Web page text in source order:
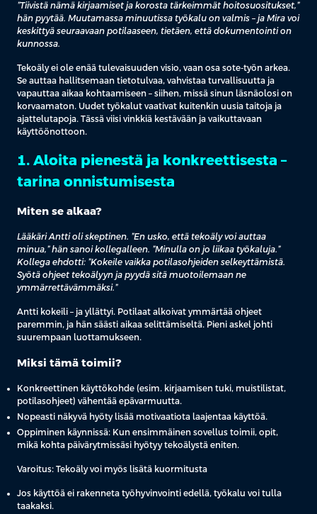
”Tiivistä nämä kirjaamiset ja korosta tärkeimmät hoitosuositukset,”
hän pyytää. Muutamassa minuutissa työkalu on valmis – ja Mira voi
keskittyä seuraavaan potilaaseen, tietäen, että dokumentointi on
kunnossa.
Tekoäly ei ole enää tulevaisuuden visio, vaan osa sote-työn arkea.
Se auttaa hallitsemaan tietotulvaa, vahvistaa turvallisuutta ja
vapauttaa aikaa kohtaamiseen – siihen, missä sinun läsnäolosi on
korvaamaton. Uudet työkalut vaativat kuitenkin uusia taitoja ja
ajattelutapoja. Tässä viisi vinkkiä kestävään ja vaikuttavaan
käyttöönottoon.
1. Aloita pienestä ja konkreettisesta –
tarina onnistumisesta
Miten se alkaa?
Lääkäri Antti oli skeptinen. ”En usko, että tekoäly voi auttaa
minua,” hän sanoi kollegalleen. ”Minulla on jo liikaa työkaluja.”
Kollega ehdotti: ”Kokeile vaikka potilasohjeiden selkeyttämistä.
Syötä ohjeet tekoälyyn ja pyydä sitä muotoilemaan ne
ymmärrettävämmäksi.”
Antti kokeili – ja yllättyi. Potilaat alkoivat ymmärtää ohjeet
paremmin, ja hän säästi aikaa selittämiseltä. Pieni askel johti
suurempaan luottamukseen.
Miksi tämä toimii?
Konkreettinen käyttökohde (esim. kirjaamisen tuki, muistilistat,
potilasohjeet) vähentää epävarmuutta.
Nopeasti näkyvä hyöty lisää motivaatiota laajentaa käyttöä.
Oppiminen käynnissä: Kun ensimmäinen sovellus toimii, opit,
mikä kohta päivärytmissäsi hyötyy tekoälystä eniten.
Varoitus: Tekoäly voi myös lisätä kuormitusta
Jos käyttöä ei rakenneta työhyvinvointi edellä, työkalu voi tulla
taakaksi.